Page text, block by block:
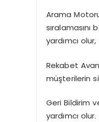
Arama
yardımcı
Rekabet
müşterilerin
Geri Bildirim
yardımcı